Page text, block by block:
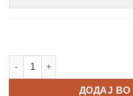
Sensys Оbsidian black
ДОДАЈ